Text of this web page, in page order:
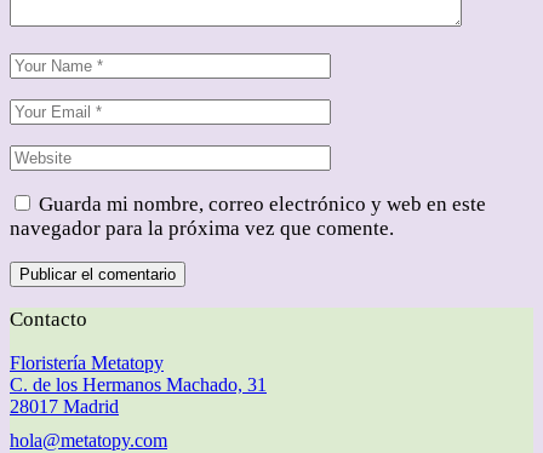
Guarda mi nombre, correo electrónico y web en este
navegador para la próxima vez que comente.
Publicar el comentario
Contacto
Floristería Metatopy
C. de los Hermanos Machado, 31
28017 Madrid
hola@metatopy.com